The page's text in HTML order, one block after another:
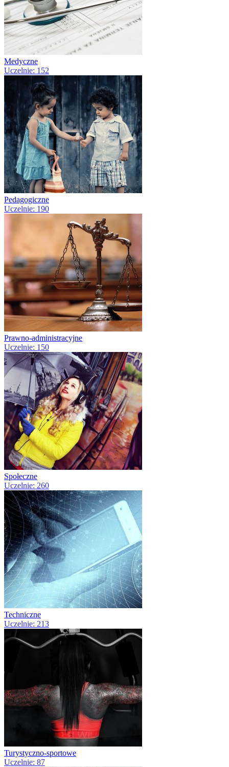
Medyczne
Uczelnie: 152
Pedagogiczne
Uczelnie: 190
Prawno-administracyjne
Uczelnie: 150
Społeczne
Uczelnie: 260
Techniczne
Uczelnie: 213
Turystyczno-sportowe
Uczelnie: 87